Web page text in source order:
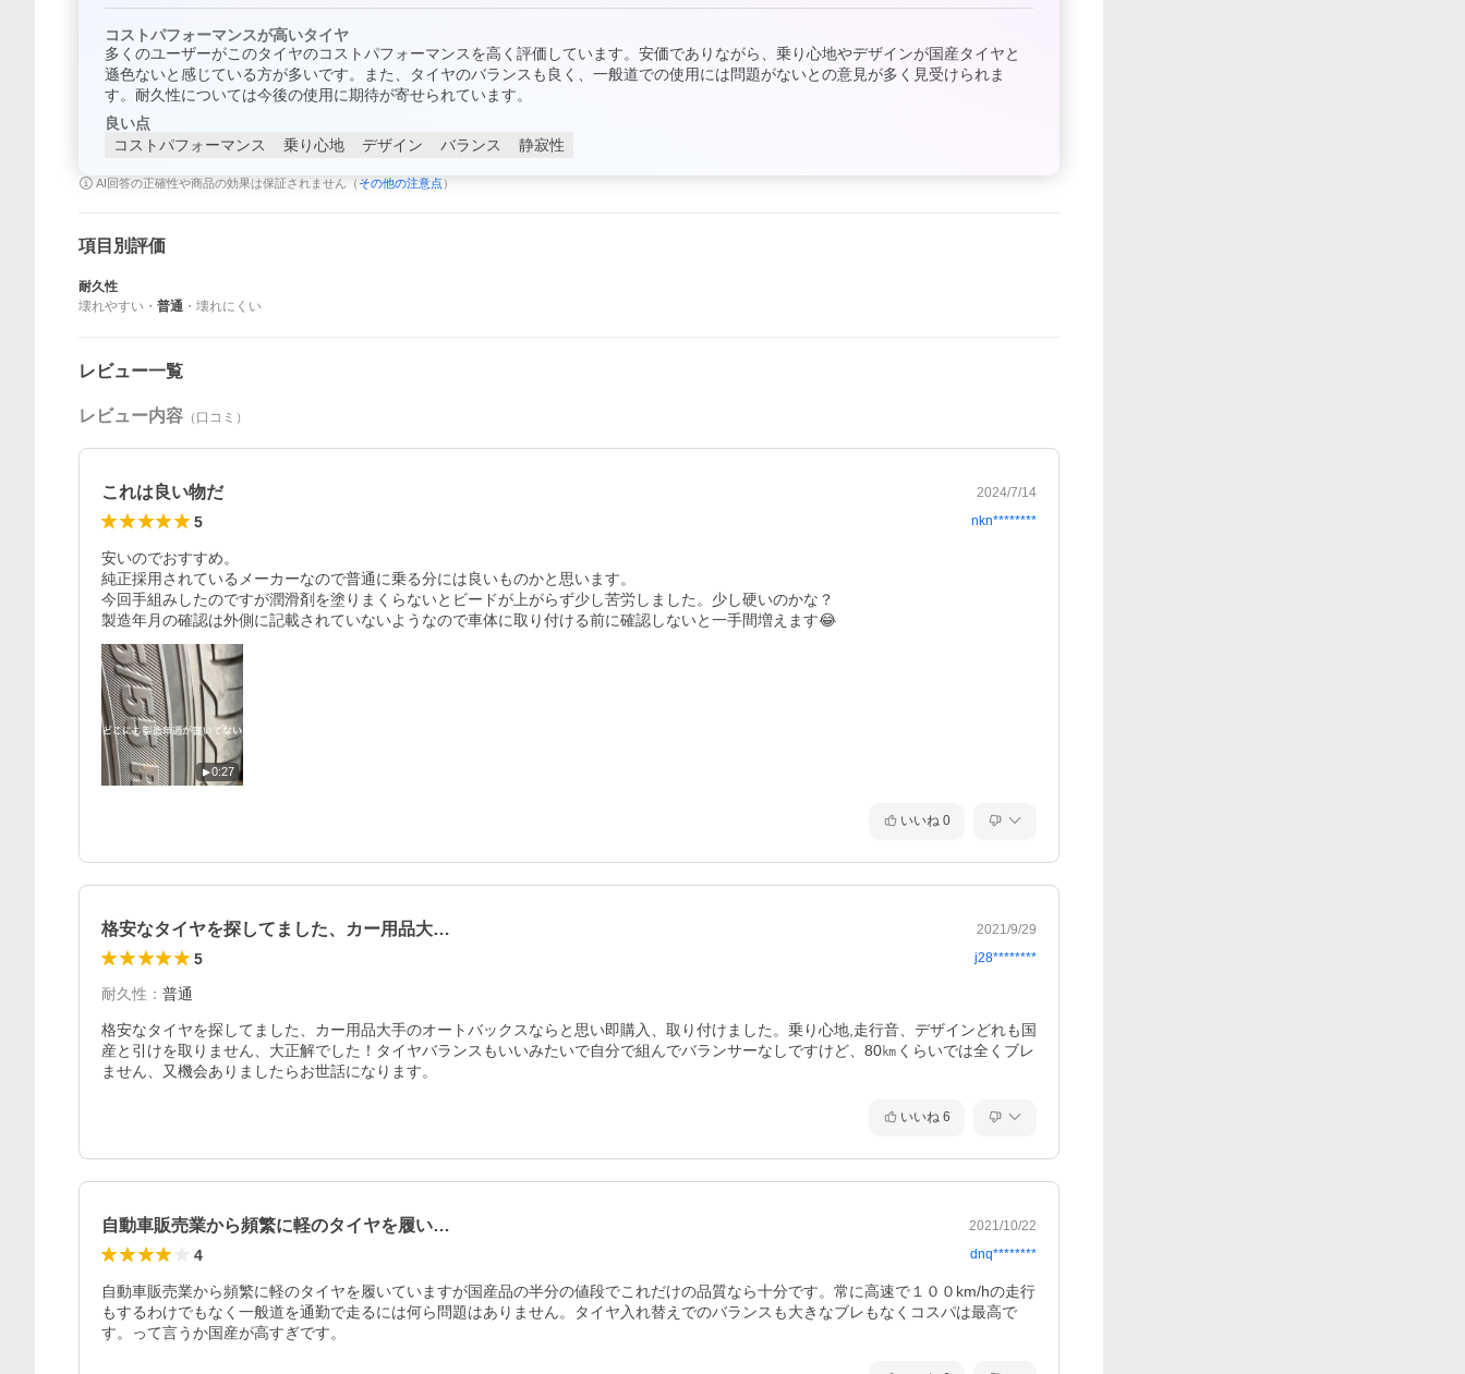
コストパフォーマンスが高いタイヤ
多くのユーザーがこのタイヤのコストパフォーマンスを高く評価しています。安価でありながら、乗り心地やデザインが国産タイヤと
遜色ないと感じている方が多いです。また、タイヤのバランスも良く、一般道での使用には問題がないとの意見が多く見受けられま
す。耐久性については今後の使用に期待が寄せられています。
良い点
コストパフォーマンス
乗り心地 デザイン バランス 静寂性
AI回答の正確性や商品の効果は保証されません（ その他の注意点 ）
項目別評価
耐久性
壊れやすい ・ 普通 ・ 壊れにくい
レビュー一覧
レビュー内容 （口コミ）
これは良い物だ 2024/7/14
5 nkn********
安いのでおすすめ。
純正採用されているメーカーなので普通に乗る分には良いものかと思います。
今回手組みしたのですが潤滑剤を塗りまくらないとビードが上がらず少し苦労しました。少し硬いのかな？
製造年月の確認は外側に記載されていないようなので車体に取り付ける前に確認しないと一手間増えます😂
0:27
いいね 0
格安なタイヤを探してました、カー用品大… 2021/9/29
5 j28********
耐久性 ： 普通
格安なタイヤを探してました、カー用品大手のオートバックスならと思い即購入、取り付けました。乗り心地,走行音、デザインどれも国
産と引けを取りません、大正解でした！タイヤバランスもいいみたいで自分で組んでバランサーなしですけど、80㎞くらいでは全くブレ
ません、又機会ありましたらお世話になります。
いいね 6
自動車販売業から頻繁に軽のタイヤを履い… 2021/10/22
4 dnq********
自動車販売業から頻繁に軽のタイヤを履いていますが国産品の半分の値段でこれだけの品質なら十分です。常に高速で１００km/hの走行
もするわけでもなく一般道を通勤で走るには何ら問題はありません。タイヤ入れ替えでのバランスも大きなブレもなくコスパは最高で
す。って言うか国産が高すぎです。